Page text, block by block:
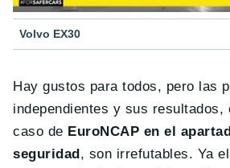
Volvo EX30
Hay gustos para todos, pero las
independientes y sus resultados,
caso de EuroNCAP en el
seguridad, son irrefutables. Ya